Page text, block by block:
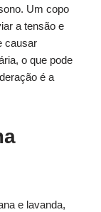
Um copo
a tensão e
causar
o que pode
é a
e lavanda,